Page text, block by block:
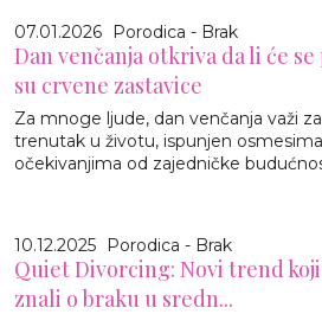
07.01.2026 Porodica - Brak
Dan venčanja otkriva da li će
su crvene zastavice
Za mnoge ljude, dan venčanja važi
trenutak u životu, ispunjen
očekivanjima od zajedničke
10.12.2025 Porodica - Brak
Quiet Divorcing: Novi trend
znali o braku u sredn...